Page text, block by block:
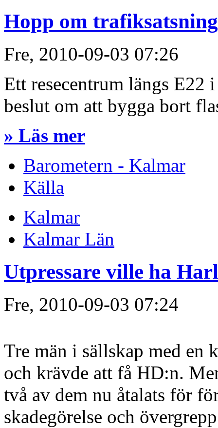
Hopp om
Fre, 2010-09-03 07:26
Ett resecentrum längs E22
beslut om att bygga bort
» Läs mer
Barometern - Kalmar
Källa
Kalmar
Kalmar Län
Utpressare ville ha
Fre, 2010-09-03 07:24
Tre män i sällskap med en
och krävde att få HD:n.
två av dem nu åtalats för
skadegörelse och